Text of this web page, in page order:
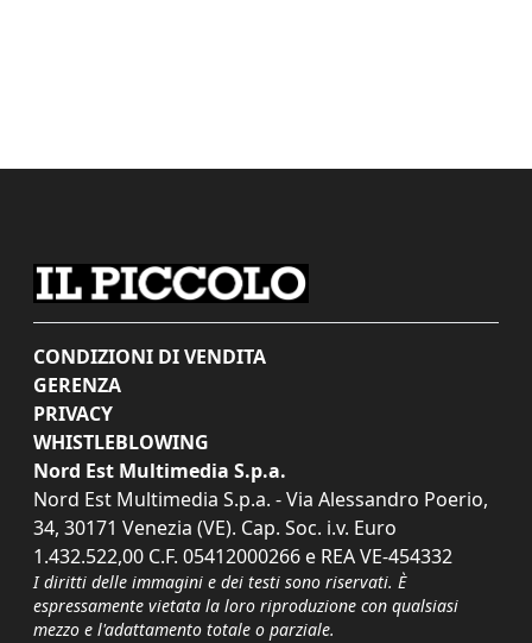
CONDIZIONI DI VENDITA
GERENZA
PRIVACY
WHISTLEBLOWING
Nord Est Multimedia S.p.a.
Nord Est Multimedia S.p.a. - Via Alessandro Poerio,
34, 30171 Venezia (VE). Cap. Soc. i.v. Euro
1.432.522,00 C.F. 05412000266 e REA VE-454332
I diritti delle immagini e dei testi sono riservati. È
espressamente vietata la loro riproduzione con qualsiasi
mezzo e l'adattamento totale o parziale.